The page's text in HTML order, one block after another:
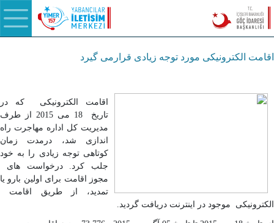
اقامت الکترونیکی مورد توجه زیادی قرارمی گیرد
اقامت الکترونیکی که در
تاریخ 18 می 2015 از طرف
مدیریت کل اداره مهاجرت راه
اندازی شد، درمدت زمان
کوتاهی توجه زیادی را به خود
جلب کرد. درخواست های
مجوز اقامت برای اولین بارو یا
تمدید، از طریق اقامت
الکترونیکی موجود در اینترنت دریافت گردید.